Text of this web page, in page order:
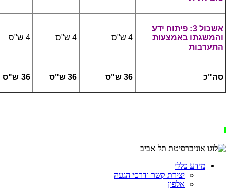
אשכול 3: פיתוח ידע
והמשגתו באמצעות
התערבות
4 ש"ס 4 ש"ס 4 ש"ס
סה"כ 36 ש"ס 36 ש"ס 36 ש"ס
מידע כללי
יצירת קשר ודרכי הגעה
אלפון